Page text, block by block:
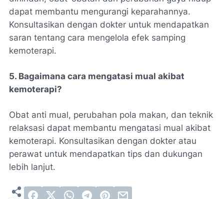
dapat membantu mengurangi keparahannya.
Konsultasikan dengan dokter untuk mendapatkan
saran tentang cara mengelola efek samping
kemoterapi.
5. Bagaimana cara mengatasi mual akibat
kemoterapi?
Obat anti mual, perubahan pola makan, dan teknik
relaksasi dapat membantu mengatasi mual akibat
kemoterapi. Konsultasikan dengan dokter atau
perawat untuk mendapatkan tips dan dukungan
lebih lanjut.